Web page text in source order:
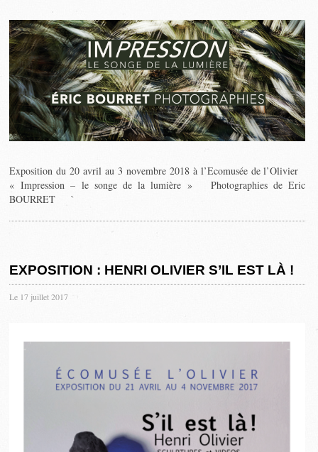
Exposition du 20 avril au 3 novembre 2018 à l’Ecomusée de l’Olivier
« Impression – le songe de la lumière » Photographies de Eric
BOURRET `
EXPOSITION : HENRI OLIVIER S’IL EST LÀ !
Le 17 juillet 2017